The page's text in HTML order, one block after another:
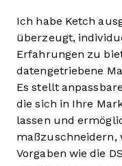
Ich habe Ketch
überzeugt,
Erfahrungen zu
datengetriebene
Es stellt
die sich in Ihre
lassen und
maßzuschneidern,
Vorgaben wie die